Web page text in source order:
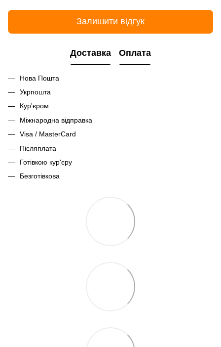
Залишити відгук
Доставка Оплата
Нова Пошта
Укрпошта
Кур'єром
Міжнародна відправка
Visa / MasterCard
Післяплата
Готівкою кур'єру
Безготівкова